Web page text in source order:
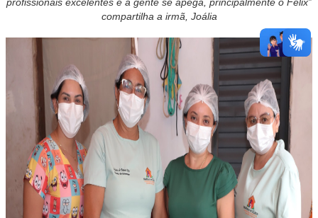
compartilha a irmã, Joália